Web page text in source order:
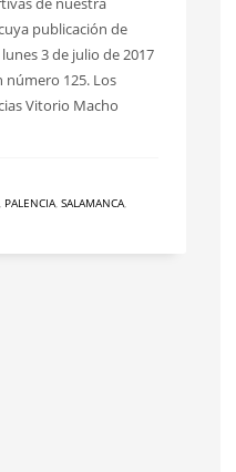
publicación de
3 de julio de 2017
número 125. Los
Vitorio Macho
, PALENCIA, SALAMANCA,